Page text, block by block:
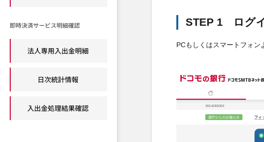
STEP 1 ログ
PCもしくはスマートフォン
即時決済サービス明細確認
法人専用入出金明細
日次統計情報
入出金処理結果確認